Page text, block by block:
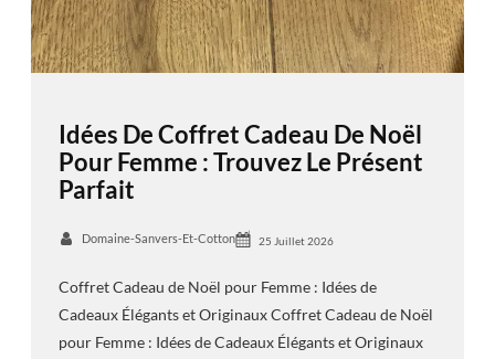
Idées De Coffret Cadeau De Noël
Pour Femme : Trouvez Le Présent
Parfait
Domaine-Sanvers-Et-Cotton 25 Juillet 2026
Coffret Cadeau de Noël pour Femme : Idées de
Cadeaux Élégants et Originaux Coffret Cadeau de Noël
pour Femme : Idées de Cadeaux Élégants et Originaux